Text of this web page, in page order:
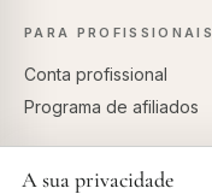
PARA PROFISSIONAIS
Conta profissional
Programa de afiliados
A sua privacidade